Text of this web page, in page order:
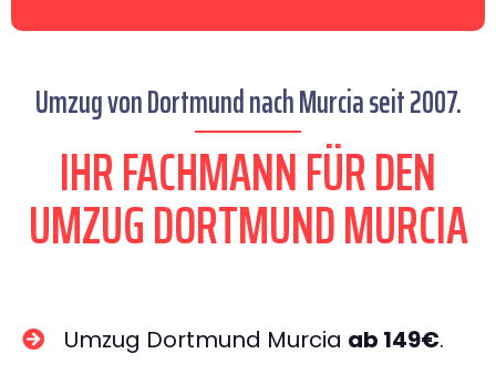
Umzug von Dortmund nach Murcia seit 2007.
IHR FACHMANN FÜR DEN
UMZUG DORTMUND MURCIA
Umzug Dortmund Murcia ab 149€.